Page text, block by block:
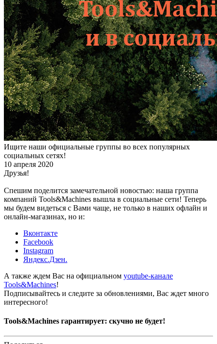
Ищите наши официальные группы во всех популярных
социальных сетях!
10 апреля 2020
Друзья!
Спешим поделится замечательной новостью: наша группа
компаний Tools&Machines вышла в социальные сети! Теперь
мы будем видеться с Вами чаще, не только в наших офлайн и
онлайн-магазинах, но и:
Вконтакте
Facebook
Instagram
Яндекс.Дзен.
А также ждем Вас на официальном youtube-канале
Tools&Machines!
Подписывайтесь и следите за обновлениями, Вас ждет много
интересного!
Tools&Machines гарантирует: скучно не будет!